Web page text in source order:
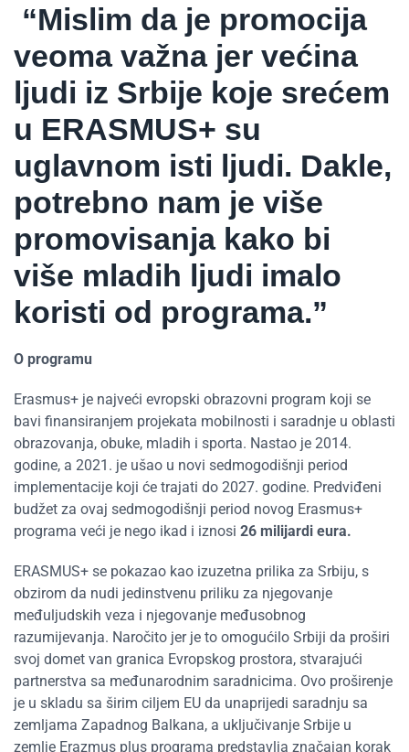
“Mislim da je promocija
veoma važna jer većina
ljudi iz Srbije koje srećem
u ERASMUS+ su
uglavnom isti ljudi. Dakle,
potrebno nam je više
promovisanja kako bi
više mladih ljudi imalo
koristi od programa.”
O programu
Erasmus+ je najveći evropski obrazovni program koji se
bavi finansiranjem projekata mobilnosti i saradnje u oblasti
obrazovanja, obuke, mladih i sporta. Nastao je 2014.
godine, a 2021. je ušao u novi sedmogodišnji period
implementacije koji će trajati do 2027. godine. Predviđeni
budžet za ovaj sedmogodišnji period novog Erasmus+
programa veći je nego ikad i iznosi 26 milijardi eura.
ERASMUS+ se pokazao kao izuzetna prilika za Srbiju, s
obzirom da nudi jedinstvenu priliku za njegovanje
međuljudskih veza i njegovanje međusobnog
razumijevanja. Naročito jer je to omogućilo Srbiji da proširi
svoj domet van granica Evropskog prostora, stvarajući
partnerstva sa međunarodnim saradnicima. Ovo proširenje
je u skladu sa širim ciljem EU da unaprijedi saradnju sa
zemljama Zapadnog Balkana, a uključivanje Srbije u
zemlje Erazmus plus programa predstavlja značajan korak